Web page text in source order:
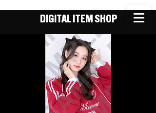
DIGITAL ITEM SHOP